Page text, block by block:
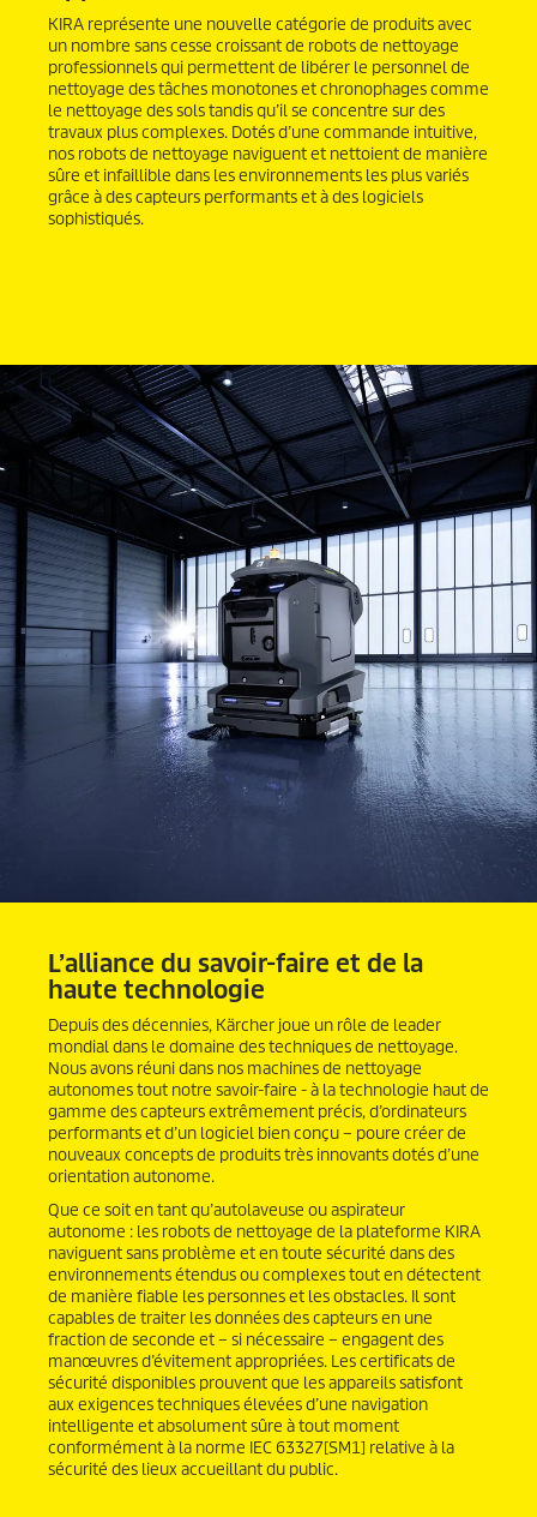
KIRA représente une nouvelle catégorie de produits avec
un nombre sans cesse croissant de robots de nettoyage
professionnels qui permettent de libérer le personnel de
nettoyage des tâches monotones et chronophages comme
le nettoyage des sols tandis qu’il se concentre sur des
travaux plus complexes. Dotés d’une commande intuitive,
nos robots de nettoyage naviguent et nettoient de manière
sûre et infaillible dans les environnements les plus variés
grâce à des capteurs performants et à des logiciels
sophistiqués.
L’alliance du savoir-faire et de la
haute technologie
Depuis des décennies, Kärcher joue un rôle de leader
mondial dans le domaine des techniques de nettoyage.
Nous avons réuni dans nos machines de nettoyage
autonomes tout notre savoir-faire - à la technologie haut de
gamme des capteurs extrêmement précis, d’ordinateurs
performants et d’un logiciel bien conçu – poure créer de
nouveaux concepts de produits très innovants dotés d’une
orientation autonome.
Que ce soit en tant qu’autolaveuse ou aspirateur
autonome : les robots de nettoyage de la plateforme KIRA
naviguent sans problème et en toute sécurité dans des
environnements étendus ou complexes tout en détectent
de manière fiable les personnes et les obstacles. Il sont
capables de traiter les données des capteurs en une
fraction de seconde et – si nécessaire – engagent des
manœuvres d’évitement appropriées. Les certificats de
sécurité disponibles prouvent que les appareils satisfont
aux exigences techniques élevées d’une navigation
intelligente et absolument sûre à tout moment
conformément à la norme IEC 63327[SM1] relative à la
sécurité des lieux accueillant du public.